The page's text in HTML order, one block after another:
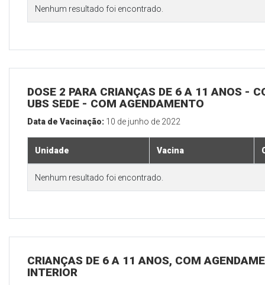
Nenhum resultado foi encontrado.
DOSE 2 PARA CRIANÇAS DE 6 A 11 ANOS -
UBS SEDE - COM AGENDAMENTO
Data de Vacinação: 10 de junho de 2022
Unidade Vacina
Nenhum resultado foi encontrado.
CRIANÇAS DE 6 A 11 ANOS, COM
INTERIOR